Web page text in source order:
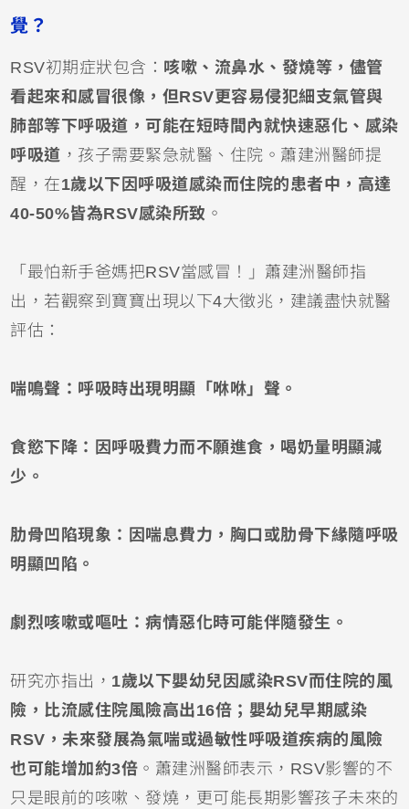
覺？
RSV初期症狀包含： 咳嗽、流鼻水、 發燒等，儘管
看起來和感冒很像，但RSV更容易侵犯細支氣管與
肺部等下呼吸道，可能在短時間內就快速惡化、感染
呼吸道 ，孩子需要緊急就醫、住院。蕭建洲醫師提
醒，在1歲以下因 呼吸道感染而住院的患者中，高達
40-50%皆為RSV感染所致 。
「最怕新手爸媽把RSV當感冒！」蕭建洲醫師指
出，若觀察到寶寶出現以下4大徵兆，建議盡快就醫
評估：
喘鳴聲：呼吸時出現明顯「咻咻」聲。
食慾下降：因呼吸費力而不願進食，喝奶量明顯減
少。
肋骨凹陷現象：因喘息費力，胸口或肋骨下緣隨呼吸
明顯凹陷。
劇烈咳嗽或嘔吐：病情惡化時可能伴隨發生。
研究亦指出， 1歲以下嬰幼兒 因感染RSV而住院的風
險，比流感住院風險高出16倍；嬰幼兒早期感染
RSV，未來發展為氣喘或過敏性呼吸道疾病的風險
也可能增加約3倍 。蕭建洲醫師表示，RSV影響的不
只是眼前的咳嗽、發燒，更可能長期影響孩子未來的